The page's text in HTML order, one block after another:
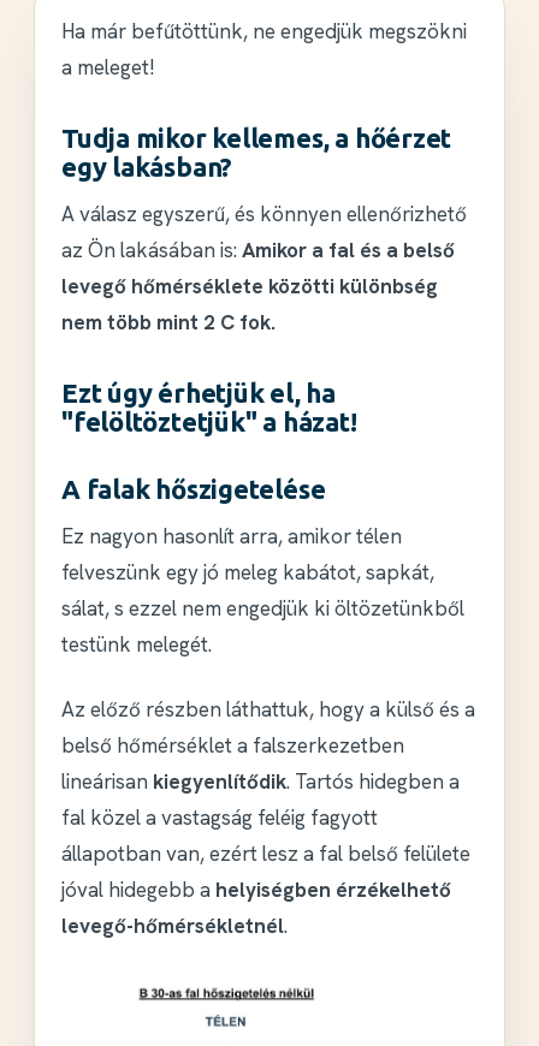
Ha már befűtöttünk, ne engedjük megszökni
a meleget!
Tudja mikor kellemes, a hőérzet
egy lakásban?
A válasz egyszerű, és könnyen ellenőrizhető
az Ön lakásában is:Amikor a fal és a belső
levegő hőmérséklete közötti különbség
nem több mint 2 C fok.
Ezt úgy érhetjük el, ha
"felöltöztetjük" a házat!
A falak hőszigetelése
Ez nagyon hasonlít arra, amikor télen
felveszünk egy jó meleg kabátot, sapkát,
sálat, s ezzel nem engedjük ki öltözetünkből
testünk melegét.
Az előző részben láthattuk, hogy a külső és a
belső hőmérséklet a falszerkezetben
lineárisan kiegyenlítődik. Tartós hidegben a
fal közel a vastagság feléig fagyott
állapotban van, ezért lesz a fal belső felülete
jóval hidegebb a helyiségben érzékelhető
levegő-hőmérsékletnél.